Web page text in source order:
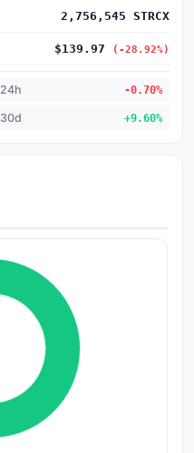
2,756,545 STRCX
$139.97 (-28.92%)
24h -0.70%
30d +9.60%